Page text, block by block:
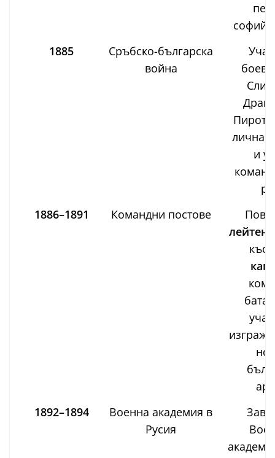
1885
Сръбско-българска
война
Пирот;
лична
и
1886–1891
Командни постове
1892–1894
Военна академия в
Русия